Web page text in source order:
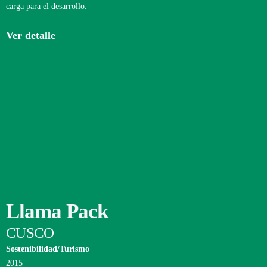
carga para el desarrollo.
Ver detalle
Llama Pack
CUSCO
Sostenibilidad/Turismo
2015